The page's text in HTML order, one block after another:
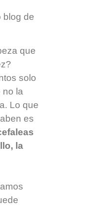
blog de
que
solo
no la
Lo que
es
la